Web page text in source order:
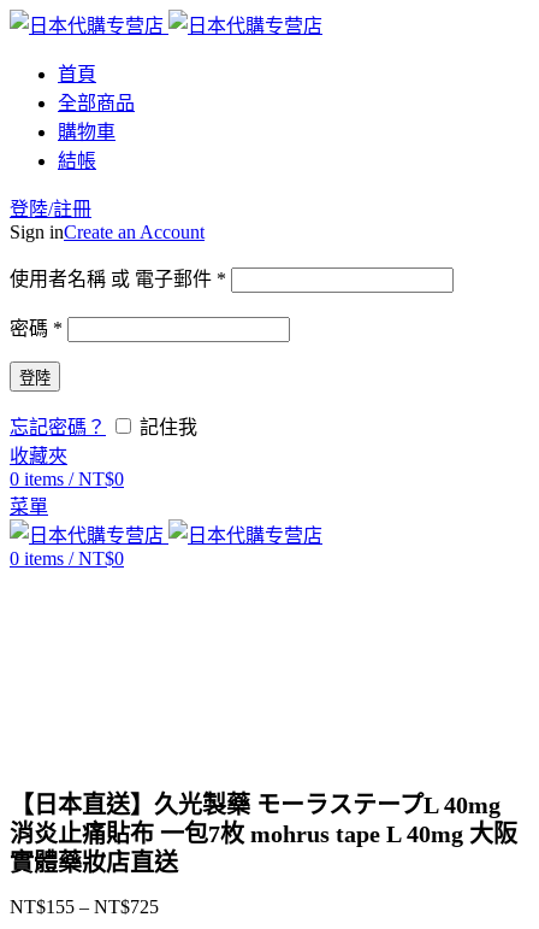
首頁
全部商品
購物車
結帳
登陸/註冊
Sign inCreate an Account
使用者名稱 或 電子郵件 *
密碼 *
登陸
忘記密碼？
記住我
收藏夾
0 items / NT$0
菜單
0 items / NT$0
【日本直送】久光製藥 モーラステープL 40mg
消炎止痛貼布 一包7枚 mohrus tape L 40mg 大阪
實體藥妝店直送
NT$155 – NT$725價